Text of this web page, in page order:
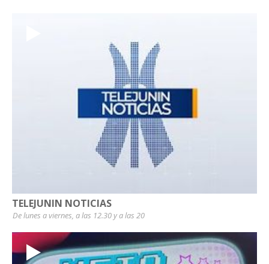
TELEJUNIN NOTICIAS
De lunes a viernes, a las 12.30 y a las 20